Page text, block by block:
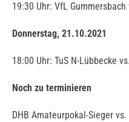
19:30 Uhr: VfL
Donnerstag, 21.10.2021
18:00 Uhr: TuS N-Lübbecke
Noch zu terminieren
DHB Amateurpokal-Sieger